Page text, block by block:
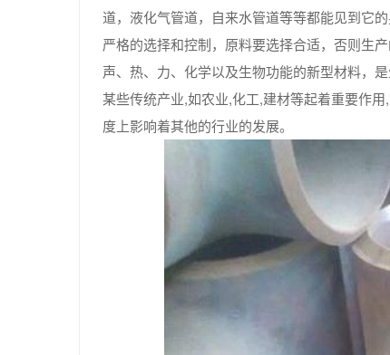
道，液化气管道，自来水管道等等都能见到它
严格的选择和控制，原料要选择合适，否则生
声、热、力、化学以及生物功能的新型材料，
某些传统产业,如农业,化工,建材等起着重要作
度上影响着其他的行业的发展。